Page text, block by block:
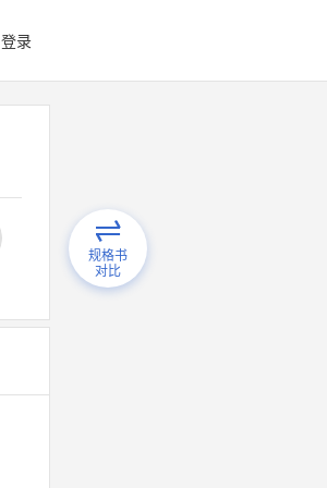
登录
规格书
对比